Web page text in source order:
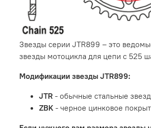
Звезды серии JTR899 – это
звезды мотоцикла для цепи с 525
Модификации звезды JTR899:
JTR - обычные стальные
ZBK - черное цинковое